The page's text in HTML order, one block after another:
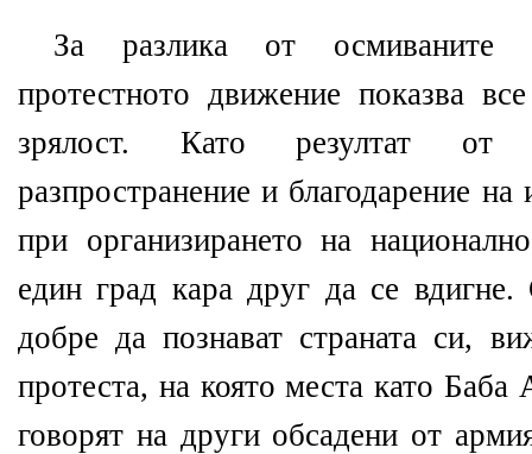
За разлика от осмиваните
протестното движение показва
зрялост. Като резултат от
разпространение и благодарение на
при организирането на
един град кара друг да се вдигне.
добре да познават страната си,
протеста, на която места като
говорят на други обсадени от